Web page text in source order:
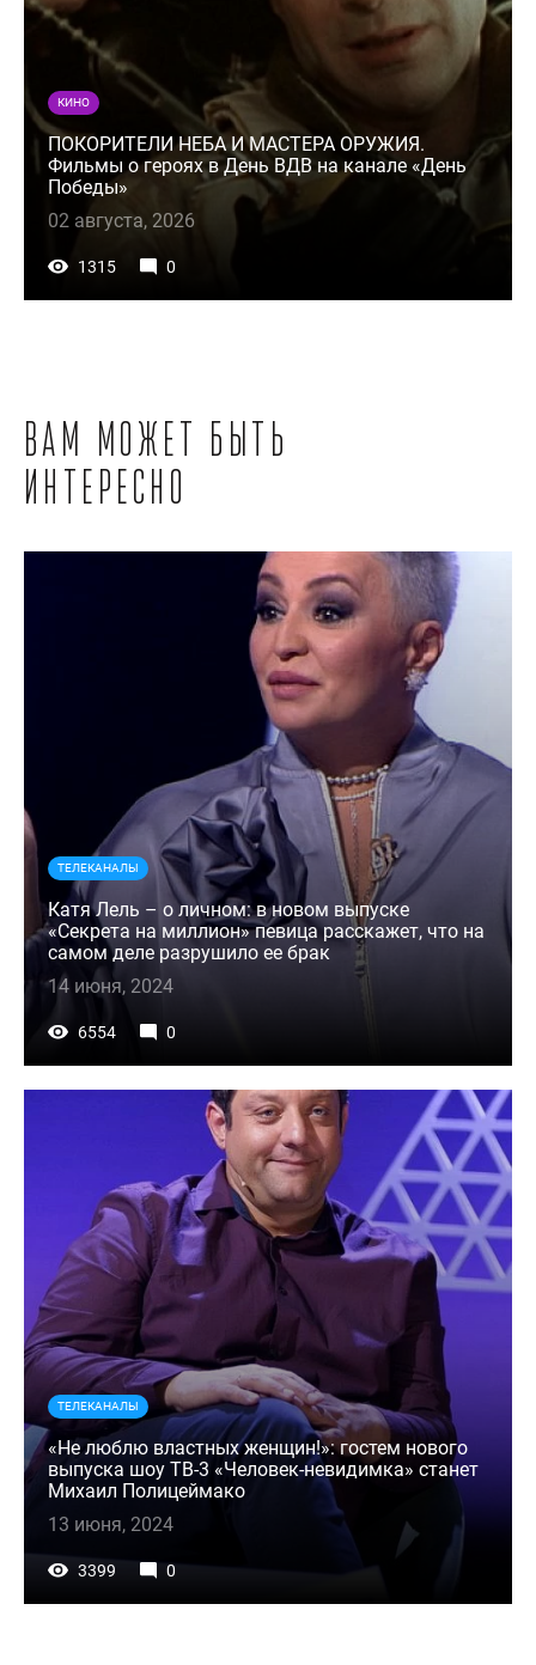
КИНО
ПОКОРИТЕЛИ НЕБА И МАСТЕРА ОРУЖИЯ.
Фильмы о героях в День ВДВ на канале «День
Победы»
02 августа, 2026
1315 0
Вам может быть
интересно
ТЕЛЕКАНАЛЫ
Катя Лель – о личном: в новом выпуске
«Секрета на миллион» певица расскажет, что на
самом деле разрушило ее брак
14 июня, 2024
6554 0
ТЕЛЕКАНАЛЫ
«Не люблю властных женщин!»: гостем нового
выпуска шоу ТВ-3 «Человек-невидимка» станет
Михаил Полицеймако
13 июня, 2024
3399 0